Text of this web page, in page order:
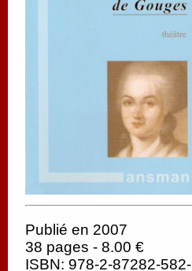
Publié en 2007
38 pages - 8.00 €
ISBN: 978-2-87282-582-